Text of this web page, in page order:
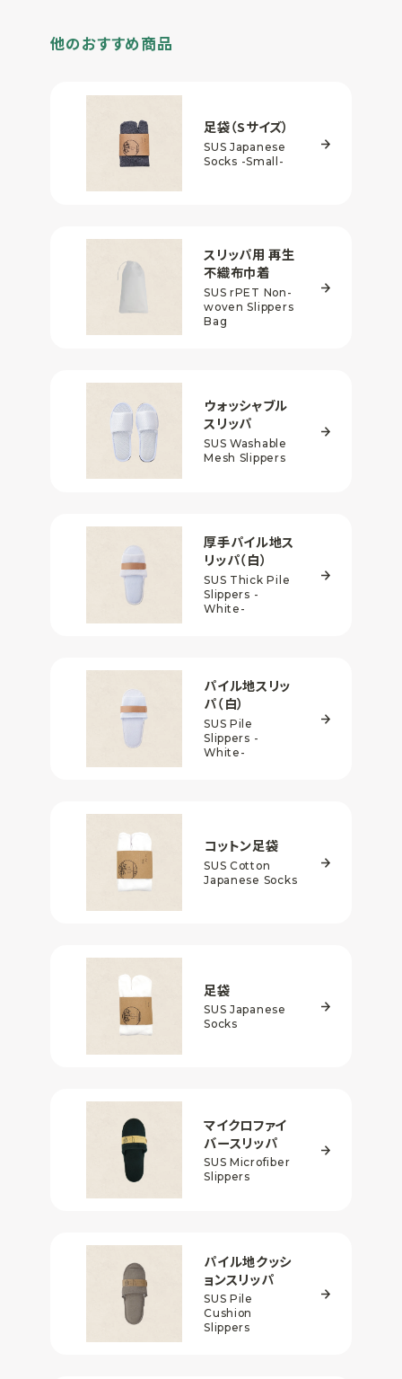
他のおすすめ商品
足袋（Sサイズ）
SUS Japanese
Socks -Small-
スリッパ用 再生
不織布巾着
SUS rPET Non-
woven Slippers
Bag
ウォッシャブル
スリッパ
SUS Washable
Mesh Slippers
厚手パイル地ス
リッパ（白）
SUS Thick Pile
Slippers -
White-
パイル地スリッ
パ（白）
SUS Pile
Slippers -
White-
コットン足袋
SUS Cotton
Japanese Socks
足袋
SUS Japanese
Socks
マイクロファイ
バースリッパ
SUS Microfiber
Slippers
パイル地クッシ
ョンスリッパ
SUS Pile
Cushion
Slippers